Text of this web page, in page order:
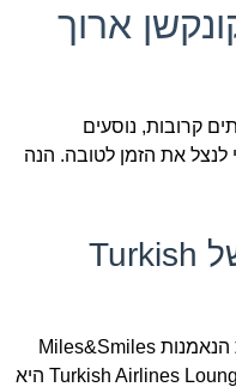
ארוך
קרובות, נוסעים
לנצל את הזמן לטובה. הנה
אפשרות 1: הלאונג' של Turkish
לנוסעי מחלקת עסקים ולחברי תוכנית הנאמנות Miles&Smiles
ברמות Elite ו-Elite Plus, הגישה ל-Turkish Airlines Lounge היא